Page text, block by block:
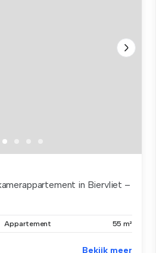
in Biervliet –
Appartement 55 m²
Bekijk meer